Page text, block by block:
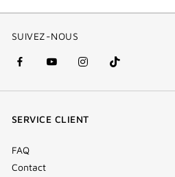
SUIVEZ-NOUS
facebook
(nouvelle
youtube
(nouvelle
instagram
(nouvelle
Tik
Tok
SERVICE CLIENT
FAQ
Contact